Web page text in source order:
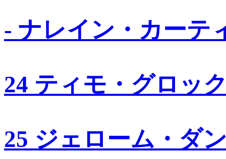
- ナレイン・カーテ
24 ティモ・グロッ
25 ジェローム・ダ